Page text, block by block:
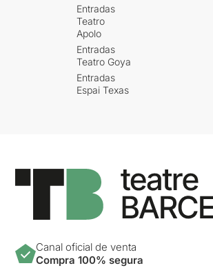
Entradas
Teatro
Apolo
Entradas
Teatro Goya
Entradas
Espai Texas
Canal oficial de venta
Compra 100% segura